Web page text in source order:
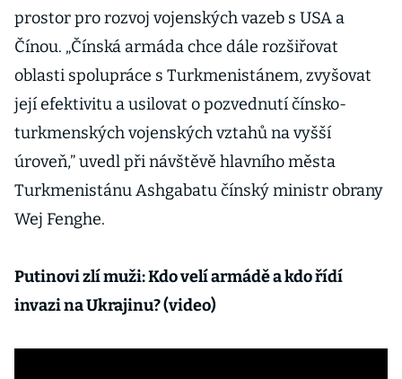
prostor pro rozvoj vojenských vazeb s USA a
Čínou. „Čínská armáda chce dále rozšiřovat
oblasti spolupráce s Turkmenistánem, zvyšovat
její efektivitu a usilovat o pozvednutí čínsko-
turkmenských vojenských vztahů na vyšší
úroveň,” uvedl při návštěvě hlavního města
Turkmenistánu Ashgabatu čínský ministr obrany
Wej Fenghe.
Putinovi zlí muži: Kdo velí armádě a kdo řídí
invazi na Ukrajinu? (video)